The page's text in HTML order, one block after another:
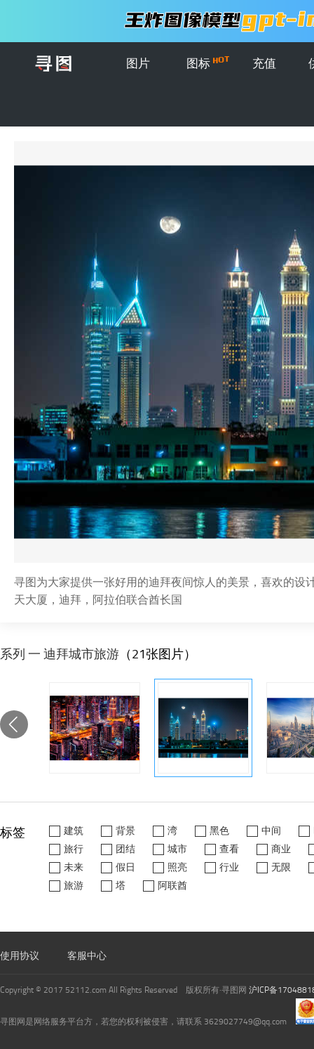
图片 图标 充值
寻图为大家提供一张好用的迪拜夜间惊人的美景，喜欢的设
天大厦，迪拜，阿拉伯联合酋长国
系列 一 迪拜城市旅游 （21张图片）
标签 建筑 背景 湾 黑色 中间
旅行
团结 城市 查看
商业
未来
假日 照亮 行业
无限
旅游
塔 阿联酋
使用协议 客服中心
Copyright © 2017 52112.com All Rights Reserved 版权所有·寻图网 沪ICP备
寻图网是网络服务平台方，若您的权利被侵害，请联系 3629027749@qq.com